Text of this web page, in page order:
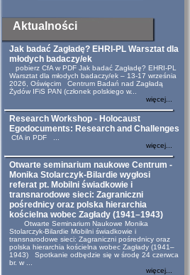
Aktualności
Jak badać Zagładę? EHRI-PL Warsztat dla
młodych badaczy/ek
pobierz CfA w PDF Jak badać Zagładę? EHRI-PL
Warsztat dla młodych badaczy/ek – 13-17 września
2026, Oświęcim Centrum Badań nad Zagładą
Żydów IFiS PAN (członek polskiego w...
więcej...
Research Workshop - Holocaust
Egodocuments: Research and Challenges
CfA in PDF ...
więcej...
Otwarte seminarium naukowe Centrum -
Monika Stolarczyk-Bilardie wygłosi
referat pt. Mobilni świadkowie i
transnarodowe sieci: Zagraniczni
pośrednicy oraz polska hierarchia
kościelna wobec Zagłady (1941–1943)
Otwarte Seminarium Naukowe Monika
Stolarczyk-Bilardie Mobilni świadkowie i
transnarodowe sieci: Zagraniczni pośrednicy oraz
polska hierarchia kościelna wobec Zagłady (1941–
1943) Spotkanie odbędzie się w środę 24 czerwca
br. w ...
więcej...